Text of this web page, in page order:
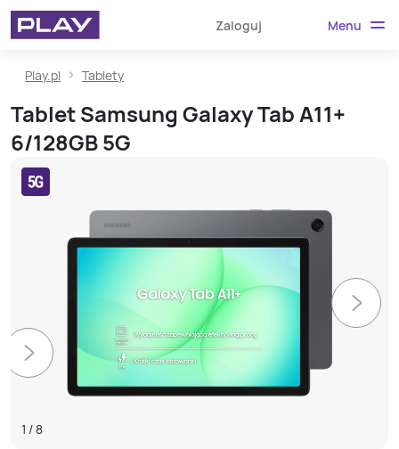
Zaloguj Menu
Play.pl Tablety
Tablet Samsung Galaxy Tab A11+
6/128GB 5G
1 / 8